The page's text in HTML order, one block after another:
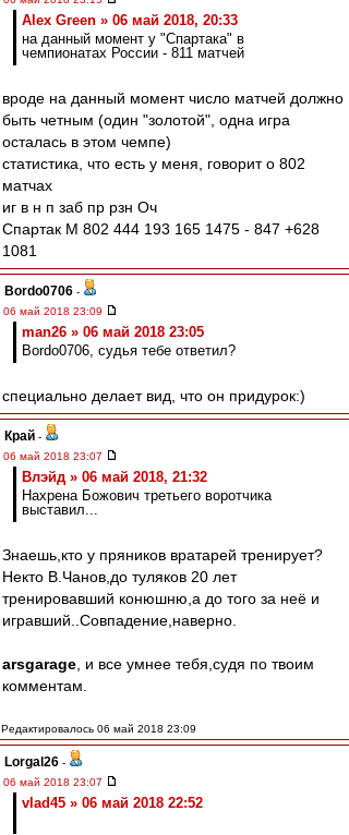
Alex Green » 06 май 2018, 20:33
на данный момент у "Спартака" в
чемпионатах России - 811 матчей
вроде на данный момент число матчей должно
быть четным (один "золотой", одна игра
осталась в этом чемпе)
статистика, что есть у меня, говорит о 802
матчах
иг в н п заб пр рзн Оч
Спартак М 802 444 193 165 1475 - 847 +628
1081
Bordo0706 -
06 май 2018 23:09
man26 » 06 май 2018 23:05
Bordo0706, судья тебе ответил?
специально делает вид, что он придурок:)
Край -
06 май 2018 23:07
Влэйд » 06 май 2018, 21:32
Нахрена Божович третьего воротчика
выставил...
Знаешь,кто у пряников вратарей тренирует?
Некто В.Чанов,до туляков 20 лет
тренировавший конюшню,а до того за неё и
игравший..Совпадение,наверно.
arsgarage , и все умнее тебя,судя по твоим
комментам.
Редактировалось 06 май 2018 23:09
Lorgal26 -
06 май 2018 23:07
vlad45 » 06 май 2018 22:52